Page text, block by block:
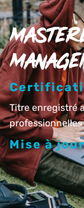
Titre enregistré
professionnelles
Mise à